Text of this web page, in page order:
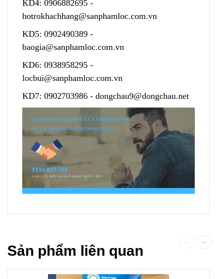
KD4: 0906882695 -
hotrokhachhang@sanphamloc.com.vn
KD5: 0902490389 -
baogia@sanphamloc.com.vn
KD6: 0938958295 -
locbui@sanphamloc.com.vn
KD7: 0902703986 - dongchau9@dongchau.net
Sản phẩm liên quan